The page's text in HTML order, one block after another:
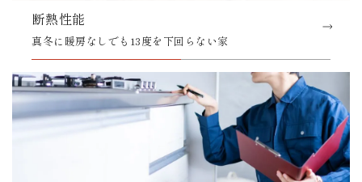
断熱性能
真冬に暖房なしでも13度を下回らない家